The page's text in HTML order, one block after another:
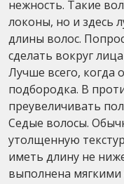
нежность. Такие
локоны, но и здесь
длины волос.
сделать вокруг
Лучше всего, когда
подбородка. В
преувеличивать
Седые волосы.
утолщенную
иметь длину не
выполнена